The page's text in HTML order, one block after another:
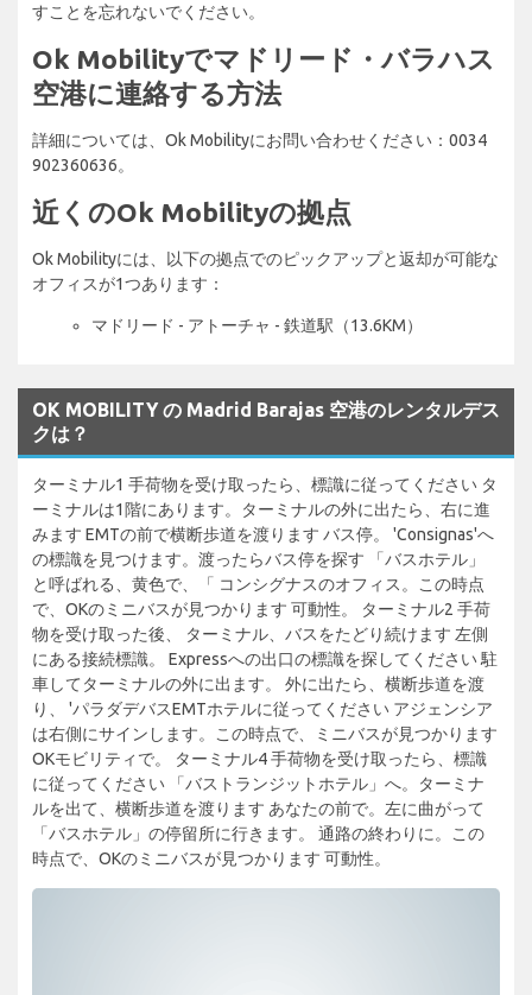
すことを忘れないでください。
Ok Mobilityでマドリード・バラハス
空港に連絡する方法
詳細については、Ok Mobilityにお問い合わせください：0034
902360636。
近くのOk Mobilityの拠点
Ok Mobilityには、以下の拠点でのピックアップと返却が可能な
オフィスが1つあります：
マドリード - アトーチャ - 鉄道駅（13.6KM）
OK MOBILITY の Madrid Barajas 空港のレンタルデス
クは？
ターミナル1 手荷物を受け取ったら、標識に従ってください タ
ーミナルは1階にあります。ターミナルの外に出たら、右に進
みます EMTの前で横断歩道を渡ります バス停。 'Consignas'へ
の標識を見つけます。渡ったらバス停を探す 「バスホテル」
と呼ばれる、黄色で、「 コンシグナスのオフィス。この時点
で、OKのミニバスが見つかります 可動性。 ターミナル2 手荷
物を受け取った後、 ターミナル、バスをたどり続けます 左側
にある接続標識。 Expressへの出口の標識を探してください 駐
車してターミナルの外に出ます。 外に出たら、横断歩道を渡
り、 'パラダデバスEMTホテルに従ってください アジェンシア
は右側にサインします。この時点で、ミニバスが見つかります
OKモビリティで。 ターミナル4 手荷物を受け取ったら、標識
に従ってください 「バストランジットホテル」へ。ターミナ
ルを出て、横断歩道を渡ります あなたの前で。左に曲がって
「バスホテル」の停留所に行きます。 通路の終わりに。この
時点で、OKのミニバスが見つかります 可動性。